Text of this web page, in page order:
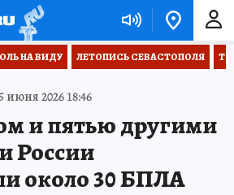
НА ВИДУ ЛЕТОПИСЬ СЕВАСТОПОЛЯ
июня 2026 18:46
и пятью другими
России
около 30 БПЛА